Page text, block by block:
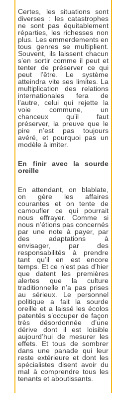
Certes, les situations sont
diverses : les catastrophes
ne sont pas équitablement
réparties, les richesses non
plus. Les emmerdements en
tous genres se multiplient.
Souvent, ils laissent chacun
s’en sortir comme il peut et
tenter de préserver ce qui
peut l’être. Le système
atteindra vite ses limites. La
multiplication des relations
internationales fera de
l’autre, celui qui rejette la
voie commune, un
chanceux qu’il faut
préserver, la preuve que le
pire n’est pas toujours
avéré, et pourquoi pas un
modèle à imiter.
En finir avec la sourde
oreille
En attendant, on blablate,
on gère les affaires
courantes et on tente de
camoufler ce qui pourrait
nous effrayer. Comme si
nous n’étions pas concernés
par une note à payer, par
des adaptations à
envisager, par des
responsabilités à prendre
tant qu’il en est encore
temps. Et ce n’est pas d’hier
que datent les premières
alertes que la culture
traditionnelle n’a pas prises
au sérieux. Le personnel
politique a fait la sourde
oreille et a laissé les écolos
patentés s’occuper de façon
très désordonnée d’une
dérive dont il est loisible
aujourd’hui de mesurer les
effets. Et tous de sombrer
dans une panade qui leur
reste extérieure et dont les
spécialistes disent avoir du
mal à comprendre tous les
tenants et aboutissants.